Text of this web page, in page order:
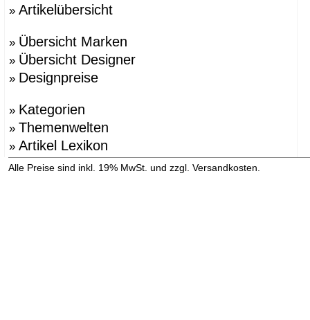
» Artikelübersicht
» Übersicht Marken
» Übersicht Designer
» Designpreise
» Kategorien
» Themenwelten
» Artikel Lexikon
Alle Preise sind inkl. 19% MwSt. und zzgl. Versandkosten.